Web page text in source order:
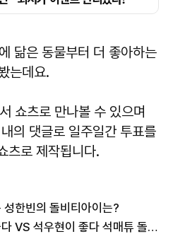
닮은 동물부터 더 좋아하는
는데요.
쇼츠로 만나볼 수 있으며
의 댓글로 일주일간 투표를
츠로 제작됩니다.
한빈의 돌비티아이는?
제로베이스원 석매튜가 좋다 VS 석우현이 좋다 석매튜 돌BTI 결과는?